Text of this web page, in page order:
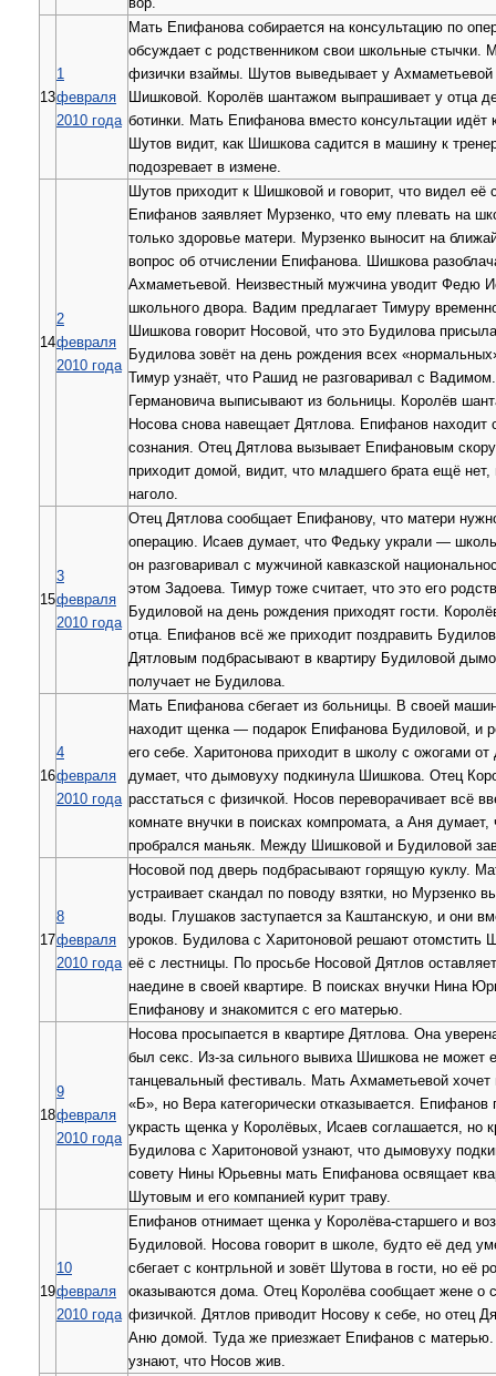
13
1
февраля
2010 года
Мать Епифанова собирается на консультацию по
обсуждает с родственником свои школьные стычки.
физички взаймы. Шутов выведывает у Ахмаметьевой
Шишковой. Королёв шантажом выпрашивает у отца
ботинки. Мать Епифанова вместо консультации идёт
Шутов видит, как Шишкова садится в машину к
подозревает в измене.
14
2
февраля
2010 года
Шутов приходит к Шишковой и говорит, что видел её
Епифанов заявляет Мурзенко, что ему плевать на
только здоровье матери. Мурзенко выносит на
вопрос об отчислении Епифанова. Шишкова
Ахмаметьевой. Неизвестный мужчина уводит Федю
школьного двора. Вадим предлагает Тимуру
Шишкова говорит Носовой, что это Будилова
Будилова зовёт на день рождения всех
Тимур узнаёт, что Рашид не разговаривал с
Германовича выписывают из больницы. Королёв
Носова снова навещает Дятлова. Епифанов находит
сознания. Отец Дятлова вызывает Епифановым
приходит домой, видит, что младшего брата ещё нет,
наголо.
15
3
февраля
2010 года
Отец Дятлова сообщает Епифанову, что матери
операцию. Исаев думает, что Федьку украли —
он разговаривал с мужчиной кавказской
этом Задоева. Тимур тоже считает, что это его
Будиловой на день рождения приходят гости.
отца. Епифанов всё же приходит поздравить
Дятловым подбрасывают в квартиру Будиловой
получает не Будилова.
16
4
февраля
2010 года
Мать Епифанова сбегает из больницы. В своей
находит щенка — подарок Епифанова Будиловой, и
его себе. Харитонова приходит в школу с ожогами
думает, что дымовуху подкинула Шишкова. Отец
расстаться с физичкой. Носов переворачивает всё
комнате внучки в поисках компромата, а Аня думает,
пробрался маньяк. Между Шишковой и Будиловой
17
8
февраля
2010 года
Носовой под дверь подбрасывают горящую куклу.
устраивает скандал по поводу взятки, но Мурзенко
воды. Глушаков заступается за Каштанскую, и они
уроков. Будилова с Харитоновой решают отомстить
её с лестницы. По просьбе Носовой Дятлов
наедине в своей квартире. В поисках внучки Нина
Епифанову и знакомится с его матерью.
18
9
февраля
2010 года
Носова просыпается в квартире Дятлова. Она
был секс. Из-за сильного вывиха Шишкова не может
танцевальный фестиваль. Мать Ахмаметьевой хочет
«Б», но Вера категорически отказывается. Епифанов
украсть щенка у Королёвых, Исаев соглашается, но
Будилова с Харитоновой узнают, что дымовуху
совету Нины Юрьевны мать Епифанова освящает
Шутовым и его компанией курит траву.
19
10
февраля
2010 года
Епифанов отнимает щенка у Королёва-старшего и
Будиловой. Носова говорит в школе, будто её дед
сбегает с контрльной и зовёт Шутова в гости, но её
оказываются дома. Отец Королёва сообщает жене о
физичкой. Дятлов приводит Носову к себе, но отец
Аню домой. Туда же приезжает Епифанов с матерью.
узнают, что Носов жив.